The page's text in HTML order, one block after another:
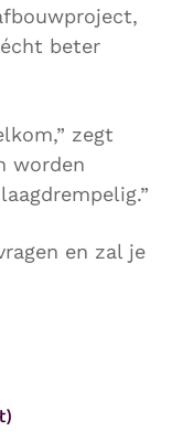
beter
zegt
worden
en zal je